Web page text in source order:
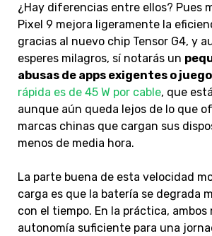
¿Hay diferencias entre ellos? Pues
Pixel 9 mejora ligeramente la
gracias al nuevo chip Tensor G4, y
esperes milagros, sí notarás un
abusas de apps exigentes o
rápida es de 45 W por cable, que
aunque aún queda lejos de lo que
marcas chinas que cargan sus
menos de media hora.
La parte buena de esta velocidad
carga es que la batería se degrada
con el tiempo. En la práctica, ambos
autonomía suficiente para una